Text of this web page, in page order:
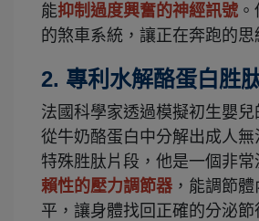
能抑制過度興奮的神經訊號 。
的煞車系統，讓正在奔跑的思
2. 專利水解酪蛋白胜
法國科學家透過模擬初生嬰兒
從牛奶酪蛋白中分解出成人
特殊胜肽片段，他是一個非常
賴性的壓力調節器 ，能調節
平，讓身體找回正確的分泌節